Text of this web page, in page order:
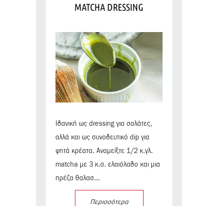
MATCHA DRESSING
Ιδανική ως dressing για σαλάτες,
αλλά και ως συνοδευτικό dip για
ψητά κρέατα. Αναμείξτε 1/2 κ.γλ.
matcha με 3 κ.σ. ελαιόλαδο και μια
πρέζα θαλασ...
Περισσότερα